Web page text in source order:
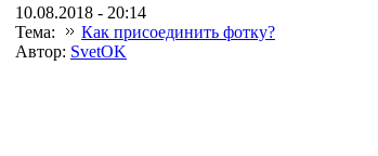
10.08.2018 - 20:14
Тема:
Как присоединить фотку?
Автор: SvetOK